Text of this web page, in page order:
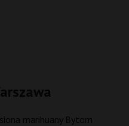
marihuany Bytom